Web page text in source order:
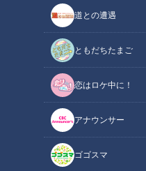
道との遭遇
ともだちたまご
恋はロケ中に！
アナウンサー
ゴゴスマ
くらしニュース
お菓子メーカーから工場直
入できるのをご存知ですか
と間違いなしのできたて品
ャント！」4月14日放送から